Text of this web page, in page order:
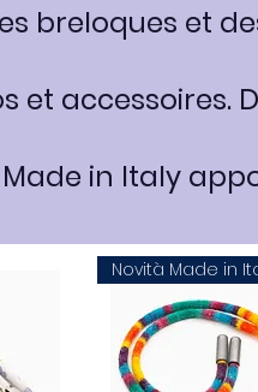
breloques et
et accessoires.
in Italy
Novità Made in